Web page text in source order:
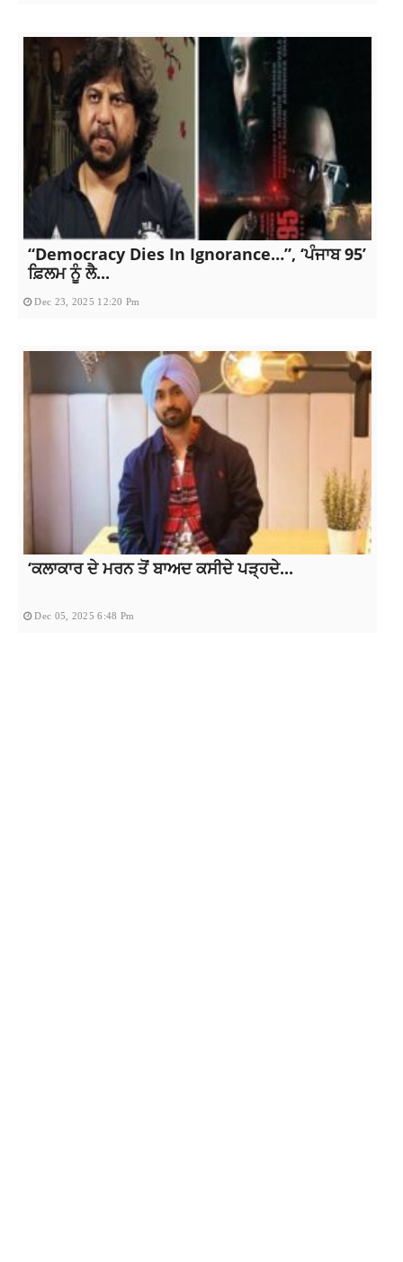
“Democracy Dies In Ignorance…”, ‘ਪੰਜਾਬ 95’
ਫ਼ਿਲਮ ਨੂੰ ਲੈ...
Dec 23, 2025 12:20 Pm
‘ਕਲਾਕਾਰ ਦੇ ਮਰਨ ਤੋਂ ਬਾਅਦ ਕਸੀਦੇ ਪੜ੍ਹਦੇ...
Dec 05, 2025 6:48 Pm